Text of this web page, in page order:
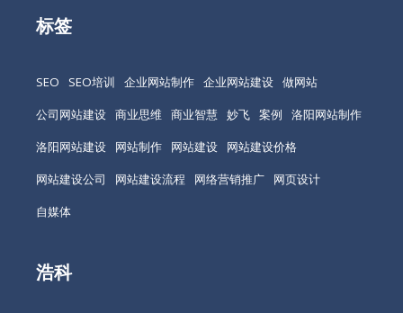
标签
SEO SEO培训 企业网站制作 企业网站建设 做网站
公司网站建设 商业思维 商业智慧 妙飞 案例
洛阳网站制作
洛阳网站建设
网站制作 网站建设
网站建设价格
网站建设公司
网站建设流程 网络营销推广
网页设计
自媒体
浩科